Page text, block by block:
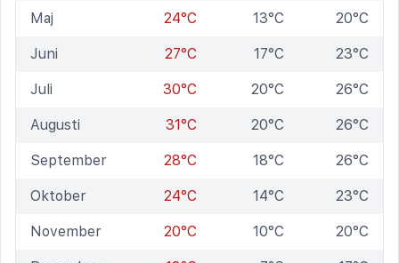
Maj 24°C 13°C 20°C
Juni 27°C 17°C 23°C
Juli 30°C 20°C 26°C
Augusti 31°C 20°C 26°C
September 28°C 18°C 26°C
Oktober 24°C 14°C 23°C
November 20°C 10°C 20°C